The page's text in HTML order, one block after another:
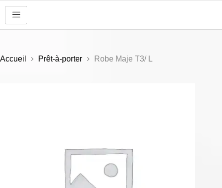
Accueil Prêt-à-porter Robe Maje T3/ L